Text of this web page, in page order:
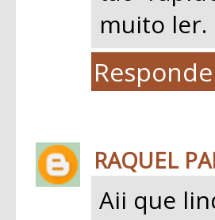
muito ler.
RAQUEL
Aii que